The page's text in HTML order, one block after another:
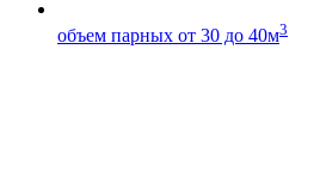
объем парных от 30 до 40м3